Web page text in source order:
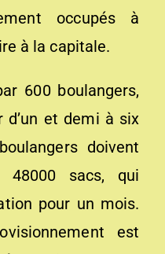
occupés à
à la capitale.
600 boulangers,
d’un et demi à six
doivent
sacs, qui
pour un mois.
est